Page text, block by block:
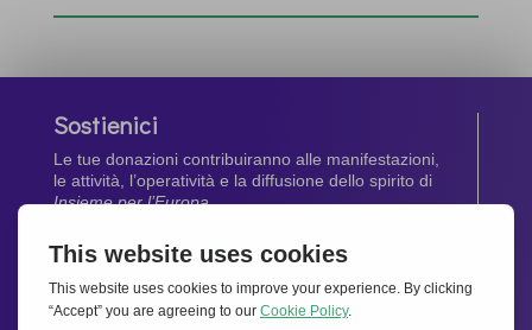
Sostienici
Le tue donazioni contribuiranno alle manifestazioni,
le attività, l’operatività e la diffusione dello spirito di
Insieme per l’Europa.
Dona Ora